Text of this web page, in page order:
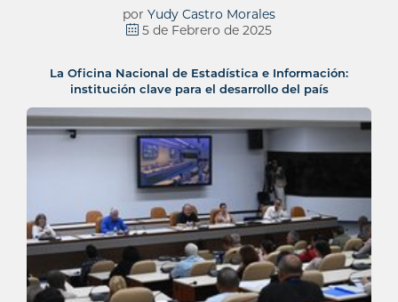
por Yudy Castro Morales
5 de Febrero de 2025
La Oficina Nacional de Estadística e Información:
institución clave para el desarrollo del país